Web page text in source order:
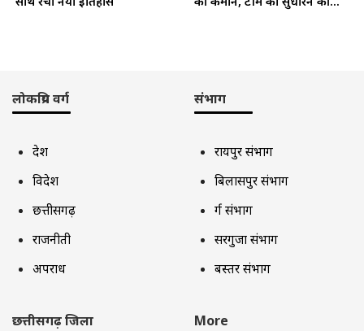
लोकप्रिय वर्ग
देश
विदेश
छत्तीसगढ़
राजनीती
अपराध
संभाग
रायपुर संभाग
बिलासपुर संभाग
दुर्ग संभाग
सरगुजा संभाग
बस्तर संभाग
छत्तीसगढ़ जिला More